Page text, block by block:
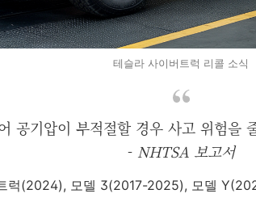
테슬라 사이버트럭 리콜 소식
공기압이 부적절할 경우 사고 위험을
- NHTSA 보고서
럭(2024), 모델 3(2017-2025), 모델